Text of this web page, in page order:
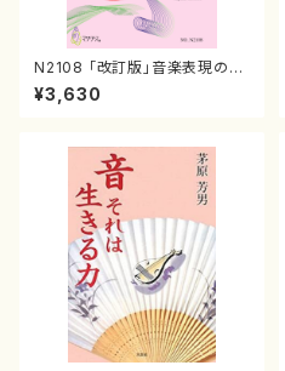
N2108 「改訂版」音楽表現のた
めの楽曲分析・演奏解釈（音楽
書籍/新山眞弓/書籍）
¥3,630